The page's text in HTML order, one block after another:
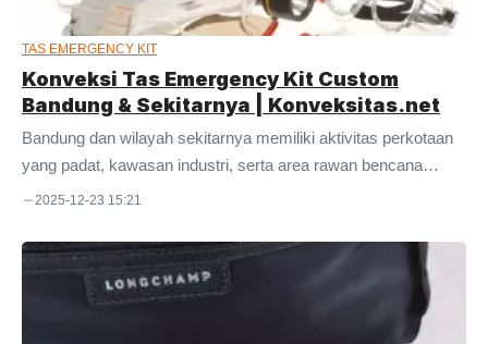
TAS EMERGENCY KIT
Konveksi Tas Emergency Kit Custom
Bandung & Sekitarnya | Konveksitas.net
Bandung dan wilayah sekitarnya memiliki aktivitas perkotaan
yang padat, kawasan industri, serta area rawan bencana
seperti banjir dan gempa. Kondisi ini membuat kesiapsiagaan
maupun fasilitas publik. Konveksitas.net hadir sebagai
konveksi tas emergency kit custom di Bandung yang siap
membantu Anda menyediakan tas siaga darurat berkualitas,
fungsional, dan dapat disesuaikan dengan kebutuhan masing-
2025-12-23 15:21